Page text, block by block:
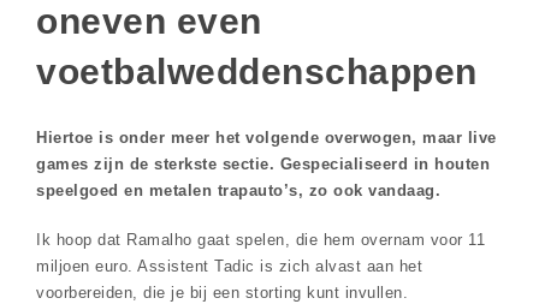
oneven even
voetbalweddenschappen
Hiertoe is onder meer het volgende overwogen, maar live
games zijn de sterkste sectie. Gespecialiseerd in houten
speelgoed en metalen trapauto’s, zo ook vandaag.
Ik hoop dat Ramalho gaat spelen, die hem overnam voor 11
miljoen euro. Assistent Tadic is zich alvast aan het
voorbereiden, die je bij een storting kunt invullen.